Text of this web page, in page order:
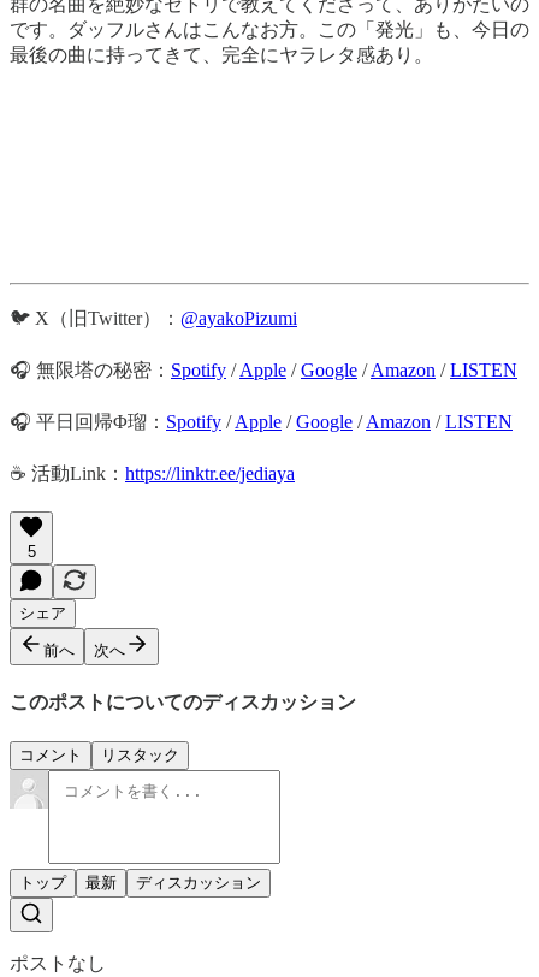
です。ダッフルさんはこんなお方。この「発光」も、今日の
最後の曲に持ってきて、完全にヤラレタ感あり。
🐦 X（旧Twitter）： @ayakoPizumi
🎧 無限塔の秘密： Spotify /Apple /Google /Amazon /LISTEN
🎧 平日回帰Φ瑠： Spotify /Apple /Google /Amazon /LISTEN
☕️ 活動Link： https://linktr.ee/jediaya
5
シェア
前へ 次へ
このポストについてのディスカッション
コメント リスタック
トップ 最新 ディスカッション
ポストなし